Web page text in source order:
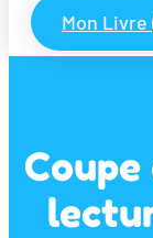
Mon Livre